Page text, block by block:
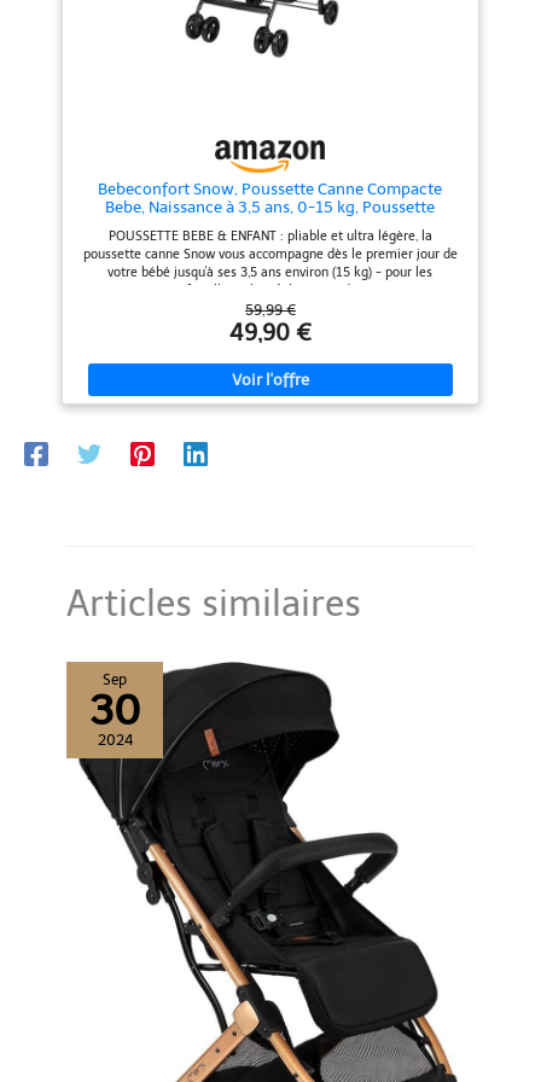
poussette pliable est équipée
d'un harnais à 5 points avec
Bebeconfort Snow, Poussette Canne Compacte
Bebe, Naissance à 3,5 ans, 0-15 kg, Poussette
Compacte Voyage, Ultra Légère et Pliable, Mineral
Graphite
POUSSETTE BEBE & ENFANT : pliable et ultra légère, la
poussette canne Snow vous accompagne dès le premier jour de
votre bébé jusqu'à ses 3,5 ans environ (15 kg) - pour les
moments en famille ou les tâches quotidiennes ASSISE
NOUVEAU-NÉ AVEC POSITION ALLONGEE : s'inclinant
totalement, l'assise confortable de la poussette canne Snow
accueille votre nouveau-né dès son premier jour et se
transforme ensuite en un siège confortable pour tout-petits
(jusqu'à 15 kg) POUSSETTE CANNE ULTRA LÉGÈRE ET PORTABLE :
avec un poids de seulement 5 kg, Snow ne vous alourdira et ne
quelques secondes, ce qui la rend facile à ranger ou à
transporter - idéale pour un usage quotidien BLOCAGE DES
59,99 €
49,90 €
Articles similaires
Sep
30
2024